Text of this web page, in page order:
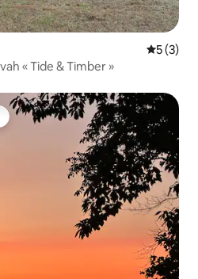
Note
5 (3)
« Tide & Timber »